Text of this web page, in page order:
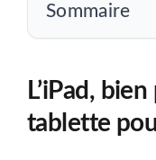
Sommaire
L’iPad,
tablette